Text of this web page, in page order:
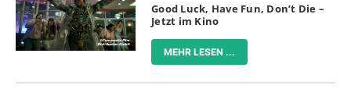
Good Luck, Have Fun, Don’t Die –
Jetzt im Kino
MEHR LESEN ...